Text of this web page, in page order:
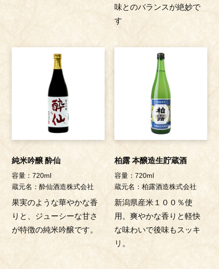
味とのバランスが絶妙で
す
純米吟醸 酔仙
容量：720ml
蔵元名：酔仙酒造株式会社
果実のような華やかな香
りと、ジューシーな甘さ
が特徴の純米吟醸です。
柏露 本醸造生貯蔵酒
容量：720ml
蔵元名：柏露酒造株式会社
新潟県産米１００％使
用。爽やかな香りと軽快
な味わいで後味もスッキ
リ。